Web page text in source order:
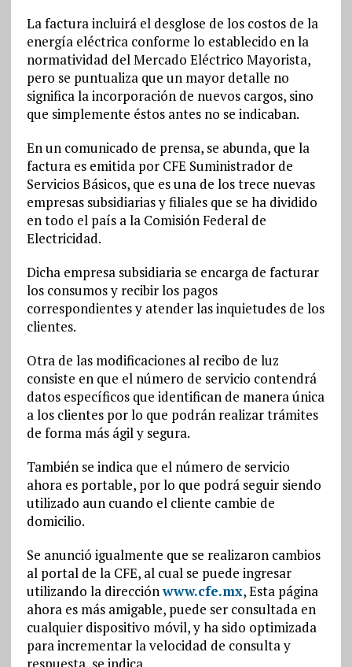
La factura incluirá el desglose de los costos de la
energía eléctrica conforme lo establecido en la
normatividad del Mercado Eléctrico Mayorista,
pero se puntualiza que un mayor detalle no
significa la incorporación de nuevos cargos, sino
que simplemente éstos antes no se indicaban.
En un comunicado de prensa, se abunda, que la
factura es emitida por CFE Suministrador de
Servicios Básicos, que es una de los trece nuevas
empresas subsidiarias y filiales que se ha dividido
en todo el país a la Comisión Federal de
Electricidad.
Dicha empresa subsidiaria se encarga de facturar
los consumos y recibir los pagos
correspondientes y atender las inquietudes de los
clientes.
Otra de las modificaciones al recibo de luz
consiste en que el número de servicio contendrá
datos específicos que identifican de manera única
a los clientes por lo que podrán realizar trámites
de forma más ágil y segura.
También se indica que el número de servicio
ahora es portable, por lo que podrá seguir siendo
utilizado aun cuando el cliente cambie de
domicilio.
Se anunció igualmente que se realizaron cambios
al portal de la CFE, al cual se puede ingresar
utilizando la direcciónwww.cfe.mx, Esta página
ahora es más amigable, puede ser consultada en
cualquier dispositivo móvil, y ha sido optimizada
para incrementar la velocidad de consulta y